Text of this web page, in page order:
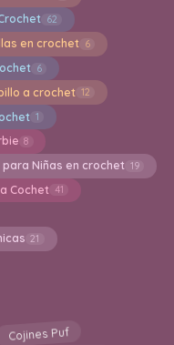
62
en crochet 6
6
a crochet 12
1
8
Niñas en crochet 19
Cochet 41
21
Cojines Puf